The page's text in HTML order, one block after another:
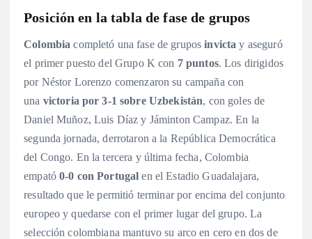
Posición en la tabla de fase de grupos
Colombia completó una fase de gruposinvicta y aseguró
el primer puesto del Grupo K con 7 puntos. Los dirigidos
por Néstor Lorenzo comenzaron su campaña con
una victoria por 3-1 sobre Uzbekistán, con goles de
Daniel Muñoz, Luis Díaz y Jáminton Campaz. En la
segunda jornada, derrotaron a la República Democrática
del Congo. En la tercera y última fecha, Colombia
empató0-0 con Portugal en el Estadio Guadalajara,
resultado que le permitió terminar por encima del conjunto
europeo y quedarse con el primer lugar del grupo. La
selección colombiana mantuvo su arco en cero en dos de